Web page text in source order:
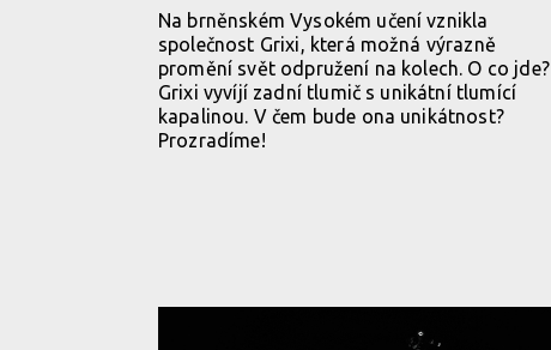
Na brněnském Vysokém učení vznikla
společnost Grixi, která možná výrazně
promění svět odpružení na kolech. O co jde?
Grixi vyvíjí zadní tlumič s unikátní tlumící
kapalinou. V čem bude ona unikátnost?
Prozradíme!